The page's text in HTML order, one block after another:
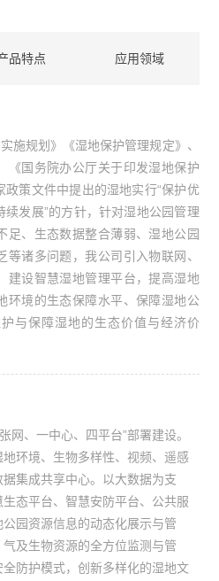
品特点 应用领域
施规划》《湿地保护管理规定》、
《国务院办公厅关于印发湿地保护
策文件中提出的湿地实行“保护优
发展”的方针，针对湿地公园管理
足、生态数据整合薄弱、湿地公园
诸多问题，我公司引入物联网、
建设智慧湿地管理平台，提高湿地
环境的生态保障水平、保障湿地公
与保障湿地的生态价值与经济价
网、一中心、四平台”部署建设。
环境、生物多样性、视频、遥感
集成共享中心。以大数据为支
态平台、智慧安防平台、公共服
园资源信息的动态化展示与管
及生物资源的全方位监测与管
防护模式，创新多样化的湿地文